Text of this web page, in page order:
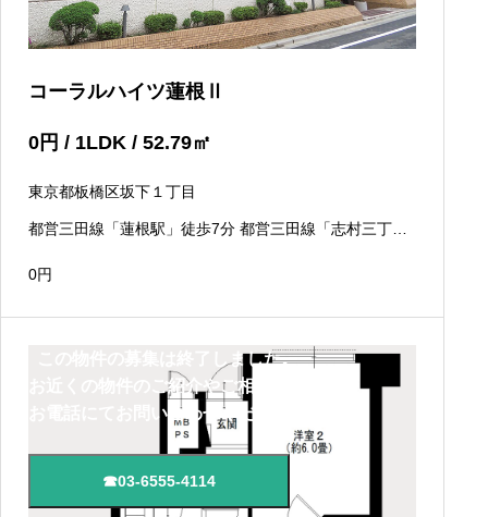
コーラルハイツ蓮根Ⅱ
0 円 / 1LDK / 52.79㎡
東京都板橋区坂下１丁目
都営三田線「蓮根駅」徒歩7分 都営三田線「志村三丁目
0円
この物件の募集は終了しました。
お近くの物件のご紹介やご相談は、
お電話にてお問い合わせください。
☎03-6555-4114